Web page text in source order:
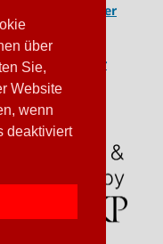
über
Sie,
Website
wenn
deaktiviert
globaler
Gesellschaften
Krise - Krise der